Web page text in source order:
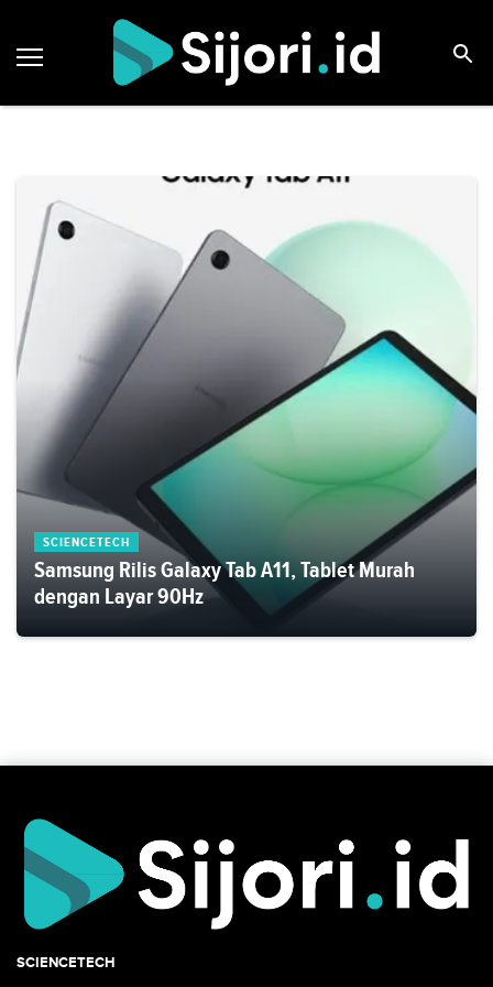
SCIENCETECH
Samsung Rilis Galaxy Tab A11, Tablet Murah
dengan Layar 90Hz
SCIENCETECH